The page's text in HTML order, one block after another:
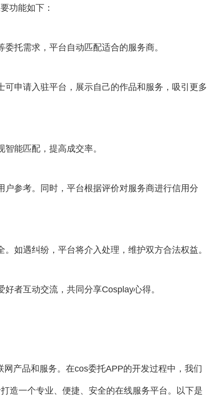
功能如下：
托需求，平台自动匹配适合的服务商。
申请入驻平台，展示自己的作品和服务，吸引更多
能匹配，提高成交率。
参考。同时，平台根据评价对服务商进行信用分
如遇纠纷，平台将介入处理，维护双方合法权益。
者互动交流，共同分享Cosplay心得。
产品和服务。在cos委托APP的开发过程中，我们
造一个专业、便捷、安全的在线服务平台。以下是